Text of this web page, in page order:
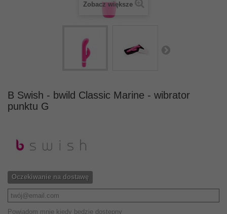
Zobacz większe
B Swish - bwild Classic Marine - wibrator
punktu G
Oczekiwanie na dostawę
Powiadom mnie kiedy będzie dostępny